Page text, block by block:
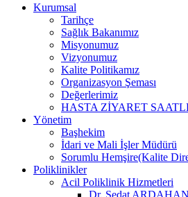
Kurumsal
Tarihçe
Sağlık Bakanımız
Misyonumuz
Vizyonumuz
Kalite Politikamız
Organizasyon Şeması
Değerlerimiz
HASTA ZİYARET
Yönetim
Başhekim
İdari ve Mali İşler Müdürü
Sorumlu Hemşire(Kalite
Poliklinikler
Acil Poliklinik Hizmetleri
Dr. Sedat